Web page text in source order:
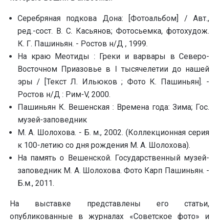
Серебряная подкова Дона: [Фотоальбом] / Авт.,
pед.-сост. В. С. Касьянов; Фотосьемка, фотохудож.
К. Г. Пашиньян. - Ростов н/Д , 1999.
На краю Меотиды : Греки и варвары в Северо-
Восточном Приазовье в I тысячелетии до нашей
эры / [Текст Л. Ильюков ; Фото К. Пашиньян]. -
Ростов н/Д : Рим-V, 2000.
Пашиньян К. Вешенская : Времена года: Зима; Гос.
музей-заповедник
М. А. Шолохова. - Б. м., 2002. (Коллекционная серия
к 100-летию со дня рождения М. А. Шолохова).
На память о Вешенской. Государственный музей-
заповедник М. А. Шолохова. Фото Карп Пашиньян. -
Б.м., 2011.
На выставке представлены его статьи,
опубликованные в журналах «Советское фото» и